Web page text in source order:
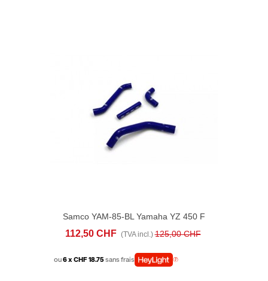
Samco YAM-85-BL Yamaha YZ 450 F
(2018-20) Kit Radiateur
112,50 CHF (TVA incl.) 125,00 CHF
ou6 x CHF 18.75sans frais